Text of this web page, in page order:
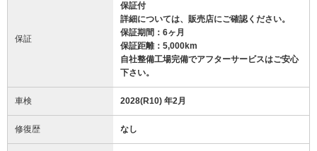
保証
保証付
詳細については、販売店にご確認ください。
保証期間：6ヶ月
保証距離：5,000km
自社整備工場完備でアフターサービスはご安心
下さい。
車検 2028(R10) 年2月
修復歴 なし